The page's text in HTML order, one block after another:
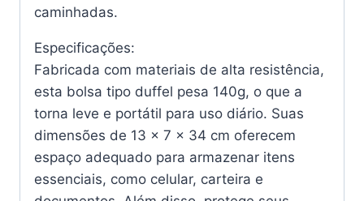
caminhadas.
Especificações:
Fabricada com materiais de alta resistência,
esta bolsa tipo duffel pesa 140g, o que a
torna leve e portátil para uso diário. Suas
dimensões de 13 x 7 x 34 cm oferecem
espaço adequado para armazenar itens
essenciais, como celular, carteira e